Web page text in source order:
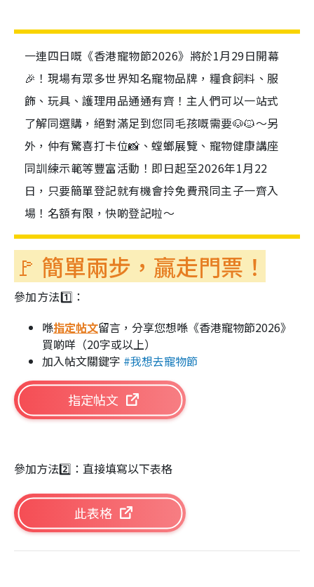
一連四日嘅《香港寵物節2026》將於1月29日開幕
🎉！現場有眾多世界知名寵物品牌，糧食飼料、服
飾、玩具、護理用品通通有齊！主人們可以一站式
了解同選購，絕對滿足到您同毛孩嘅需要🐶🐱～另
外，仲有驚喜打卡位📸、螳螂展覽、寵物健康講座
同訓練示範等豐富活動！即日起至2026年1月22
日，只要簡單登記就有機會拎免費飛同主子一齊入
場！名額有限，快啲登記啦～
🚩 簡單兩步，贏走門票！
參加方法1️⃣：
喺指定帖文留言，分享您想喺《香港寵物節2026》
買啲咩（20字或以上）
加入帖文關鍵字 #我想去寵物節
指定帖文
參加方法2️⃣：直接填寫以下表格
此表格